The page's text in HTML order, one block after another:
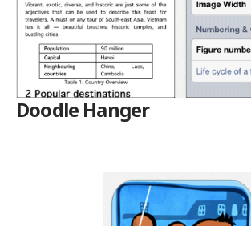
Doodle Hanger